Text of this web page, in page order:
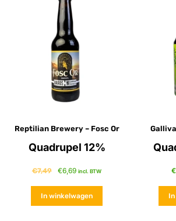
Reptilian Brewery – Fosc Or
Quadrupel 12%
€7,49 €6,69 incl. BTW
In winkelwagen
€